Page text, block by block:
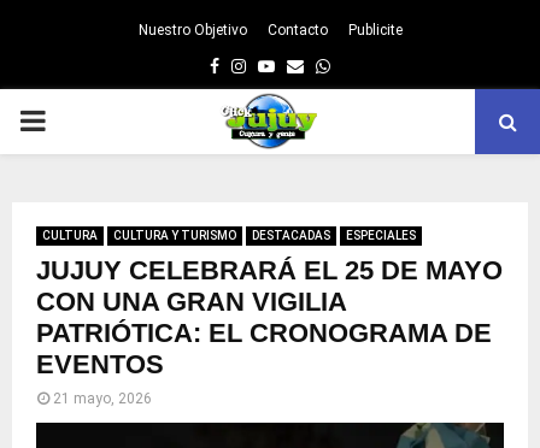
Nuestro Objetivo Contacto Publicite
Facebook
Instagram
Youtube
EmailWhatsapp
PRIMARY
CULTURA CULTURA Y TURISMO DESTACADAS ESPECIALES
JUJUY CELEBRARÁ EL 25 DE MAYO
CON UNA GRAN VIGILIA
PATRIÓTICA: EL CRONOGRAMA DE
EVENTOS
21 mayo, 2026